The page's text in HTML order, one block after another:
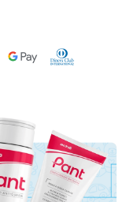
Google PayDiners Club